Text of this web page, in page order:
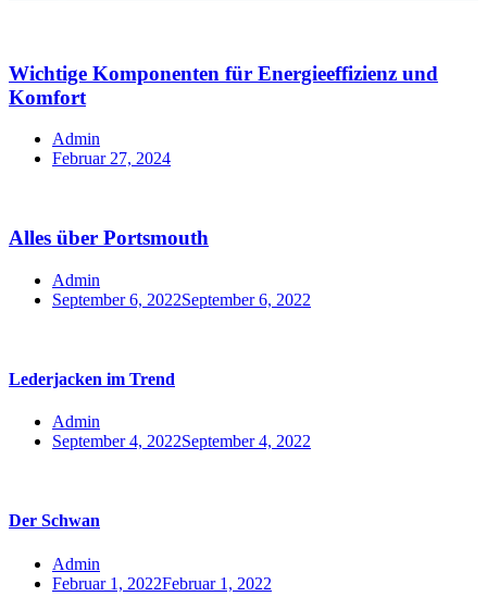
Wichtige Komponenten für Energieeffizienz und
Komfort
Admin
Februar 27, 2024
Alles über Portsmouth
Admin
September 6, 2022September 6, 2022
Lederjacken im Trend
Admin
September 4, 2022September 4, 2022
Der Schwan
Admin
Februar 1, 2022Februar 1, 2022